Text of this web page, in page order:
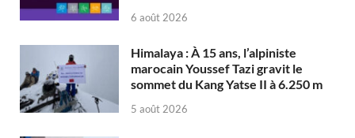
6 août 2026
Himalaya : À 15 ans, l’alpiniste
marocain Youssef Tazi gravit le
sommet du Kang Yatse II à 6.250 m
5 août 2026